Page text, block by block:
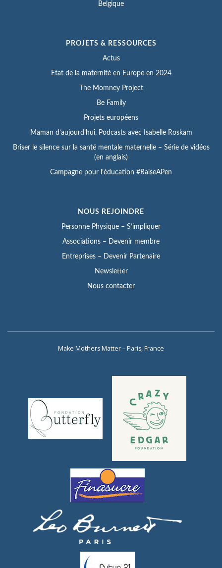
Belgique
PROJETS & RESSOURCES
Actus
Etat de la maternité en Europe en 2024
The Momney Project
Be Family
Projets européens
Maman d’aujourd’hui, Podcasts avec Isabelle Roskam
Briser le silence sur la santé mentale maternelle – Série de vidéos
(en anglais)
Campagne pour l’éducation #RaiseAPen
NOUS REJOINDRE
Personne Physique – S’impliquer
Associations – Devenir membre
Entreprises – Devenir Partenaire
Newsletter
Nous contacter
Make Mothers Matter – Paris, France